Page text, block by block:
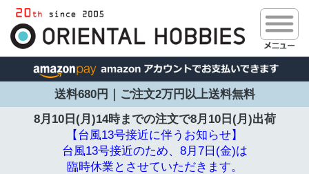
送料680円｜ご注文2万円以上送料無料
8月10日(月)14時までの注文で8月10日(月)出荷
【台風13号接近に伴うお知らせ】
台風13号接近のため、8月7日(金)は
臨時休業とさせていただきます。